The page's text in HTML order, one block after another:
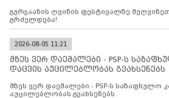
გურჯაანის ღვინის ფესტივალზე
გრძელდება!
2026-08-05 11:21
მზეს ვერ დაემალები - PSP-ს
დაცვის აუცილებლობას გვახსენებს
მზეს ვერ დაემალები - PSP-ს საზაფხულო
აუცილებლობას გვახსენებს